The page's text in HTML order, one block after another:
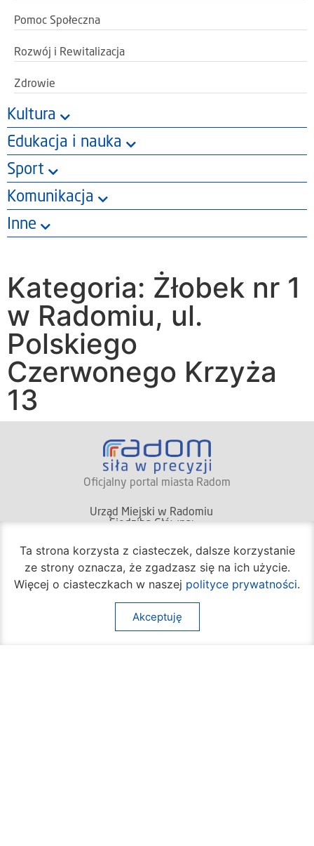
Pomoc Społeczna
Rozwój i Rewitalizacja
Zdrowie
Kultura
Edukacja i nauka
Sport
Komunikacja
Inne
Kategoria: Żłobek nr 1
w Radomiu, ul.
Polskiego
Czerwonego Krzyża
13
Oficjalny portal miasta Radom
Urząd Miejski w Radomiu
Siedziba Główna:
ul. Jana Kilińskiego 30
26-600 Radom
(+48) 48 362 04 19
Ta strona korzysta z ciasteczek, dalsze korzystanie
ze strony oznacza, że zgadzasz się na ich użycie.
Więcej o ciasteczkach w naszej polityce prywatności.
Akceptuję